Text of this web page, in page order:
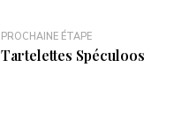
PROCHAINE ÉTAPE
Tartelettes Spéculoos